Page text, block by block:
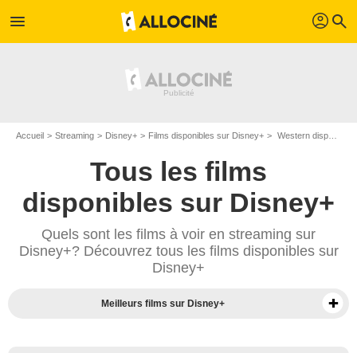
menu profil search
Accueil Streaming Disney+ Films disponibles sur Disney+ Western disponibles sur Disney+
Tous les films
disponibles sur Disney+
Quels sont les films à voir en streaming sur
Disney+? Découvrez tous les films disponibles sur
Disney+
Meilleurs films sur Disney+